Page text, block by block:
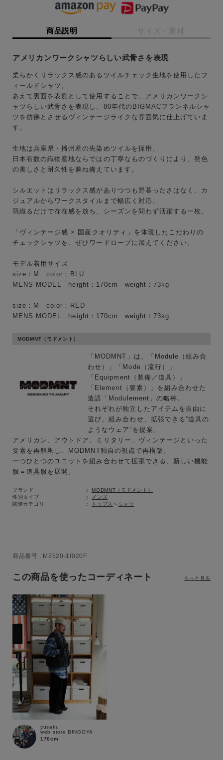
MENS LADIES KIDS
カテゴリ
サイズ
商品説明 サイズ・素材
アメリカンワークシャツらしい武骨さを表現
柔らかくリラックス感のあるツイルチェック生地を使用したフ
ィールドシャツ。
あえて裏面を表側として使用することで、アメリカンワークシ
ャツらしい武骨さを表現し、80年代のBIGMACフランネルシャ
ツを彷彿とさせるヴィンテージライクな雰囲気に仕上げていま
す。
生地は兵庫県・播州産の先染めツイルを採用。
日本有数の織物産地ならではの丁寧なものづくりにより、発色
の美しさと耐久性を兼ね備えています。
シルエットはリラックス感がありつつも野暮ったさはなく、カ
ジュアルからワークスタイルまで幅広く対応。
羽織るだけで存在感を放ち、シーズンを問わず活躍する一枚。
「ヴィンテージ感 × 国産クオリティ」を体現したこだわりの
チェックシャツを、ぜひワードローブに加えてください。
モデル着用サイズ
size：M color：BLU
MENS MODEL height：170cm weight：73kg
size：M color：RED
MENS MODEL height：170cm weight：73kg
MODMNT（モドメント）
「MODMNT」は、「Module（組み合
わせ）」「Mode（流行）」
「Equipment（装備／道具）」
「Element（要素）」を組み合わせた
造語「Modulement」の略称。
それぞれが独立したアイテムを自由に
選び、組み合わせ、拡張できる“道具の
ようなウェア”を提案。
アメリカン、アウトドア、ミリタリー、ヴィンテージといった
要素を再解釈し、MODMNT独自の視点で再構築。
一つひとつのユニットを組み合わせて拡張できる、新しい機能
服＝道具服を展開。
ブランド
MODMNT（モドメント）
性別タイプ
メンズ
関連カテゴリ
トップス ＞ シャツ
商品番号 M2520-1I020F
この商品を使ったコーディネート
yusaku
web store BINGOYA
170cm
もっと見る